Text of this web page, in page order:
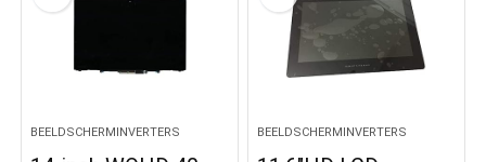
BEELDSCHERMINVERTERS BEELDSCHERMINVERTERS